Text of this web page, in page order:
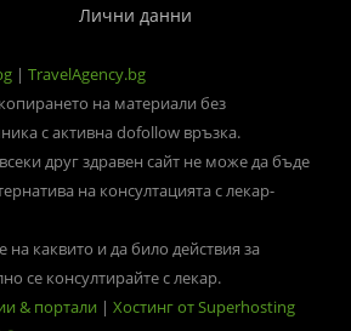
Лични данни
| TravelAgency.bg
на материали без
с активна dofollow връзка.
друг здравен сайт не може да бъде
на консултацията с лекар-
каквито и да било действия за
се консултирайте с лекар.
& портали | Хостинг от Superhosting